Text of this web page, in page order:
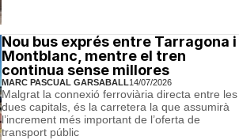
Nou bus exprés entre Tarragona i
Montblanc, mentre el tren
continua sense millores
MARC PASCUAL GARSABALL14/07/2026
Malgrat la connexió ferroviària directa entre les
dues capitals, és la carretera la que assumirà
l’increment més important de l’oferta de
transport públic